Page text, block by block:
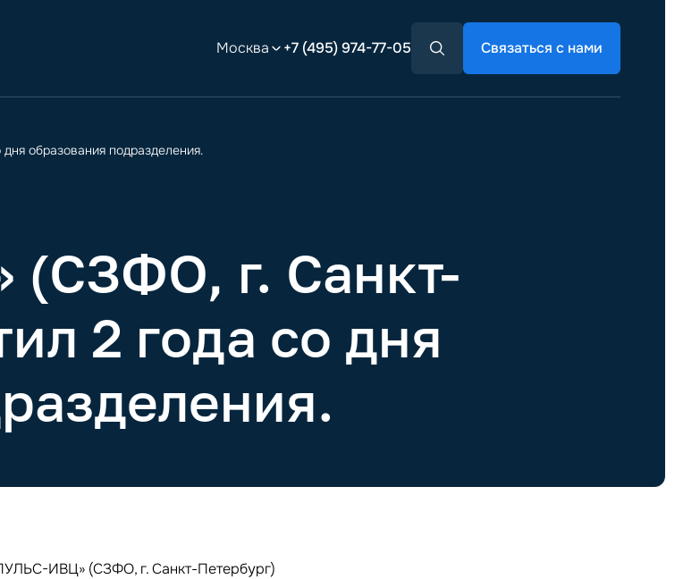
Москва +7 (495) 974-77-05 Связаться с нами
образования подразделения.
г. Санкт-
2 года со дня
ИВЦ» (СЗФО, г. Санкт-Петербург)